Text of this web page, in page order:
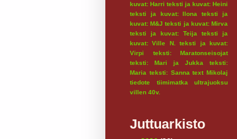
kuvat: Harri teksti ja kuvat: Heini
teksti ja kuvat: Ilona
teksti ja
kuvat: M&J teksti ja kuvat: Mirva
teksti ja kuvat: Teija
teksti ja
kuvat: Ville N.
teksti ja kuvat:
Virpi
teksti: Maratonseisojat
teksti: Mari ja Jukka
teksti:
Maria teksti: Sanna text Mikolaj
tiedote
tiimimatka
ultrajuoksu
villen 40v.
Juttuarkisto